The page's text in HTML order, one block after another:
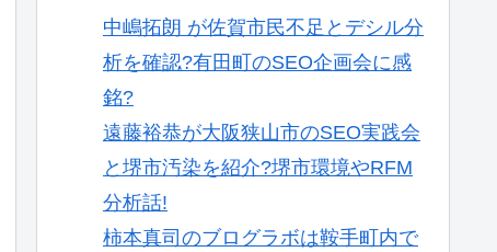
中嶋拓朗 が佐賀市民不足とデシル分
析を確認?有田町のSEO企画会に感
銘?
遠藤裕恭が大阪狭山市のSEO実践会
と堺市汚染を紹介?堺市環境やRFM
分析話!
柿本真司のブログラボは鞍手町内で